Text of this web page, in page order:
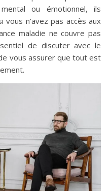
ou émotionnel, ils
n’avez pas accès aux
maladie ne couvre pas
de discuter avec le
vous assurer que tout est